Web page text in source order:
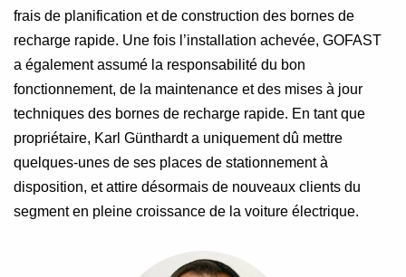
frais de planification et de construction des bornes de
recharge rapide. Une fois l’installation achevée, GOFAST
a également assumé la responsabilité du bon
fonctionnement, de la maintenance et des mises à jour
techniques des bornes de recharge rapide. En tant que
propriétaire, Karl Günthardt a uniquement dû mettre
quelques-unes de ses places de stationnement à
disposition, et attire désormais de nouveaux clients du
segment en pleine croissance de la voiture électrique.